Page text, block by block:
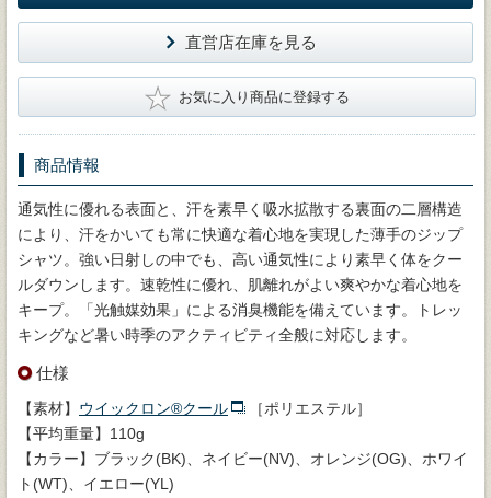
直営店在庫を見る
★ お気に入り商品に登録する
商品情報
通気性に優れる表面と、汗を素早く吸水拡散する裏面の二層構造
により、汗をかいても常に快適な着心地を実現した薄手のジップ
シャツ。強い日射しの中でも、高い通気性により素早く体をクー
ルダウンします。速乾性に優れ、肌離れがよい爽やかな着心地を
キープ。「光触媒効果」による消臭機能を備えています。トレッ
キングなど暑い時季のアクティビティ全般に対応します。
仕様
【素材】 ウイックロン®クール
［ポリエステル］
【平均重量】110g
【カラー】ブラック(BK)、ネイビー(NV)、オレンジ(OG)、ホワイ
ト(WT)、イエロー(YL)